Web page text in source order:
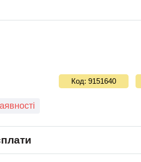
Код: 9151640